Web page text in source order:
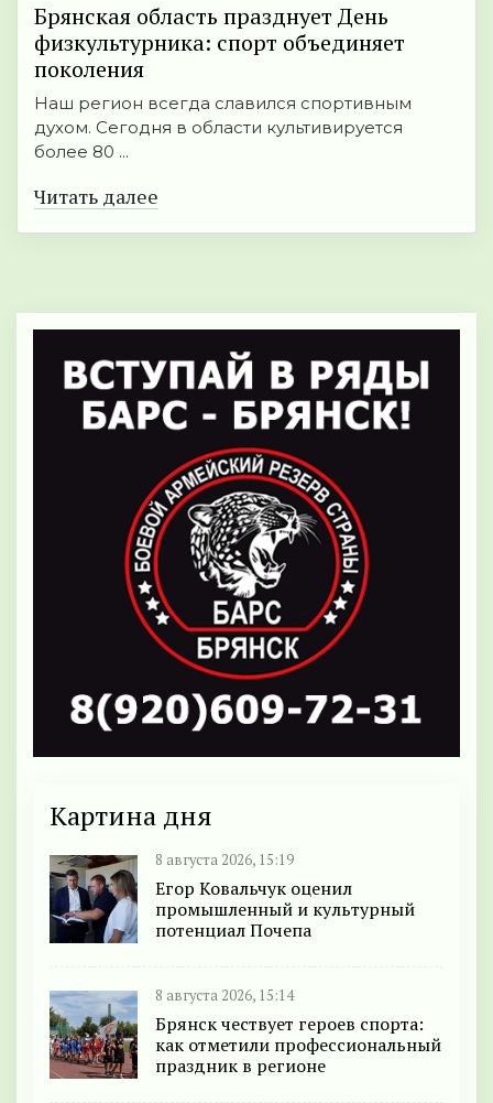
Брянская область празднует День
физкультурника: спорт объединяет
поколения
Наш регион всегда славился спортивным
духом. Сегодня в области культивируется
более 80 ...
Читать далее
Картина дня
8 августа 2026, 15:19
Егор Ковальчук оценил
промышленный и культурный
потенциал Почепа
8 августа 2026, 15:14
Брянск чествует героев спорта:
как отметили профессиональный
праздник в регионе